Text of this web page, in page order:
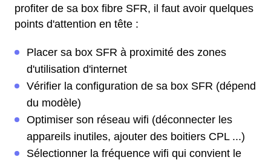
profiter de sa box fibre SFR, il faut avoir quelques
points d'attention en tête :
Placer sa box SFR à proximité des zones
d'utilisation d'internet
Vérifier la configuration de sa box SFR (dépend
du modèle)
Optimiser son réseau wifi (déconnecter les
appareils inutiles, ajouter des boitiers CPL ...)
Sélectionner la fréquence wifi qui convient le